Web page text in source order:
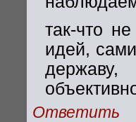
так-что
идей,
Ответить